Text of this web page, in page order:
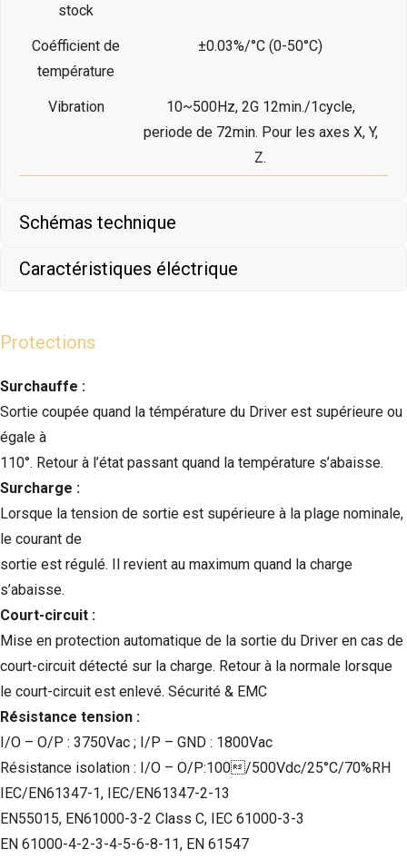
stock
Coéfficient de
température
±0.03%/°C (0-50°C)
Vibration
10~500Hz, 2G 12min./1cycle,
periode de 72min. Pour les axes X, Y,
Z.
Schémas technique
Caractéristiques éléctrique
Protections
Surchauffe :
Sortie coupée quand la témpérature du Driver est supérieure ou
égale à
110°. Retour à l’état passant quand la température s’abaisse.
Surcharge :
Lorsque la tension de sortie est supérieure à la plage nominale,
le courant de
sortie est régulé. Il revient au maximum quand la charge
s’abaisse.
Court-circuit :
Mise en protection automatique de la sortie du Driver en cas de
court-circuit détecté sur la charge. Retour à la normale lorsque
le court-circuit est enlevé. Sécurité & EMC
Résistance tension :
I/O – O/P : 3750Vac ; I/P – GND : 1800Vac
Résistance isolation : I/O – O/P:100/500Vdc/25°C/70%RH
IEC/EN61347-1, IEC/EN61347-2-13
EN55015, EN61000-3-2 Class C, IEC 61000-3-3
EN 61000-4-2-3-4-5-6-8-11, EN 61547